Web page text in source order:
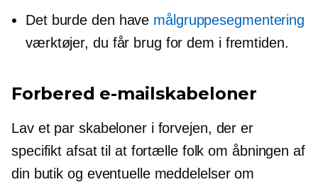
Det burde den have målgruppesegmentering
værktøjer, du får brug for dem i fremtiden.
Forbered e-mailskabeloner
Lav et par skabeloner i forvejen, der er
specifikt afsat til at fortælle folk om åbningen af
​​din butik og eventuelle meddelelser om